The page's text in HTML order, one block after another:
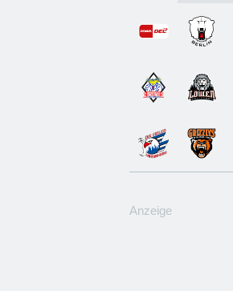
Anzeige